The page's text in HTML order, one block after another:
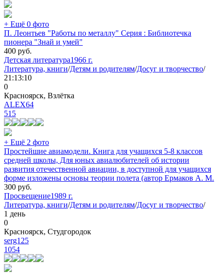
+ Ещё 0 фото
П. Леонтьев "Работы по металлу" Серия : Библиотечка
пионера "Знай и умей"
400 руб.
Детская литература1966 г.
Литература, книги/Детям и родителям/Досуг и творчество/
21:13:10
0
Красноярск, Взлётка
ALEX64
515
+ Ещё 2 фото
Простейшие авиамодели. Книга для учащихся 5-8 классов
средней школы, Для юных авиалюбителей об истории
развития отечественной авиации, в доступной для учащихся
форме изложены основы теории полета (автор Ермаков А. М.
300 руб.
Просвещение1989 г.
Литература, книги/Детям и родителям/Досуг и творчество/
1 день
0
Красноярск, Студгородок
serg125
1054